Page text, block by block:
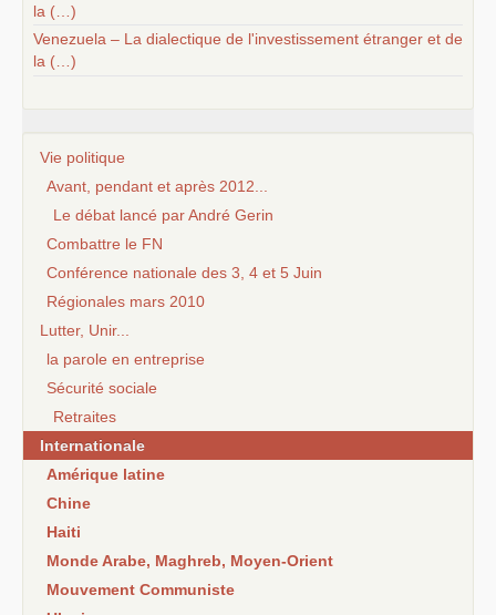
la (…)
Venezuela – La dialectique de l'investissement étranger et de
la (…)
Vie politique
Avant, pendant et après 2012...
Le débat lancé par André Gerin
Combattre le FN
Conférence nationale des 3, 4 et 5 Juin
Régionales mars 2010
Lutter, Unir...
la parole en entreprise
Sécurité sociale
Retraites
Internationale
Amérique latine
Chine
Haiti
Monde Arabe, Maghreb, Moyen-Orient
Mouvement Communiste